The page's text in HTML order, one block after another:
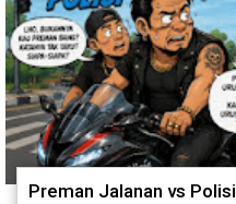
Preman Jalanan vs Polisi